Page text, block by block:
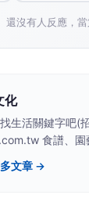
還沒有人反應，
化
生活關鍵字吧
食譜、園
美容保養、裝潢
學、物理......
文章 →